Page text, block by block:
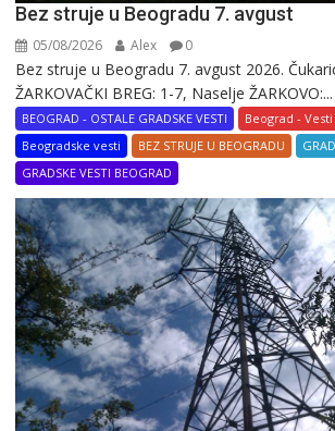
Bez struje u Beogradu 7. avgust
05/08/2026 Alex 0
Bez struje u Beogradu 7. avgust 2026.
ŽARKOVAČKI BREG: 1-7, Naselje ŽARKOVO:...
BEOGRAD - OSTALE GRADSKE VESTI
Beograd -
Beogradske vesti
BEZ STRUJE U BEOGRADU
GRADSKE VESTI BEOGRAD